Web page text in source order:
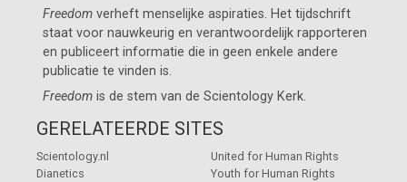
Freedom verheft menselijke aspiraties. Het tijdschrift
staat voor nauwkeurig en verantwoordelijk rapporteren
en publiceert informatie die in geen enkele andere
publicatie te vinden is.
Freedom is de stem van deScientology Kerk.
GERELATEERDE SITES
Scientology.nl
Dianetics
United for Human Rights
Youth for Human Rights